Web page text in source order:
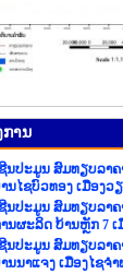
ການ
ນປະມູນ ສົມທຽບລາຄ
ນໄຊບົວທອງ ເມືອງວ
ນປະມູນ ສົມທຽບລາຄ
ນຜະລິດ ບ້ານຫຼັກ 7 ເ
ນປະມູນ ສົມທຽບລາຄ
ນນາແຈງ ເມືອງໄຊຈ